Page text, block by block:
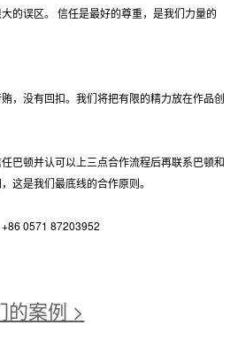
的误区。 信任是最好的尊重，是我们力量的
，没有回扣。我们将把有限的精力放在作品创
巴顿并认可以上三点合作流程后再联系巴顿和
这是我们最底线的合作原则。
0571 87203952
的案例 >